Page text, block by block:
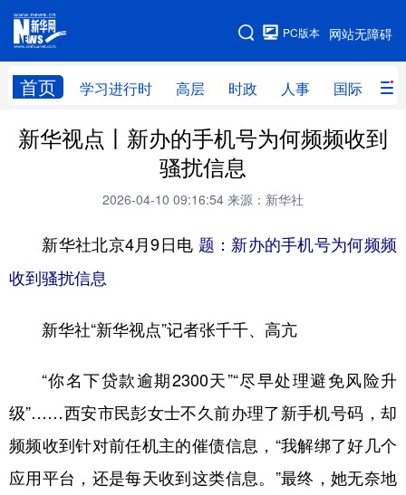
网站无障碍
PC版本
首页 学习进行时 高层 时政 人事 国际 财
网站地图
学习进行时 高层 时政 人事
财经 网评
全球连线
科技 科创 量子 体育
文化
访谈 视频 图片
食品 人居 信息化 数字经济
学术中国 乡村振兴 银龄 溯源中国
城市 旅游 能源 会展
新华视点丨新办的手机号为何频频收到
骚扰信息
2026-04-10 09:16:54 来源：新华社
新华社北京4月9日电 题：新办的手机号为何频频
收到骚扰信息
新华社“新华视点”记者张千千、高亢
“你名下贷款逾期2300天”“尽早处理避免风险升
级”……西安市民彭女士不久前办理了新手机号码，却
频频收到针对前任机主的催债信息，“我解绑了好几个
应用平台，还是每天收到这类信息。”最终，她无奈地